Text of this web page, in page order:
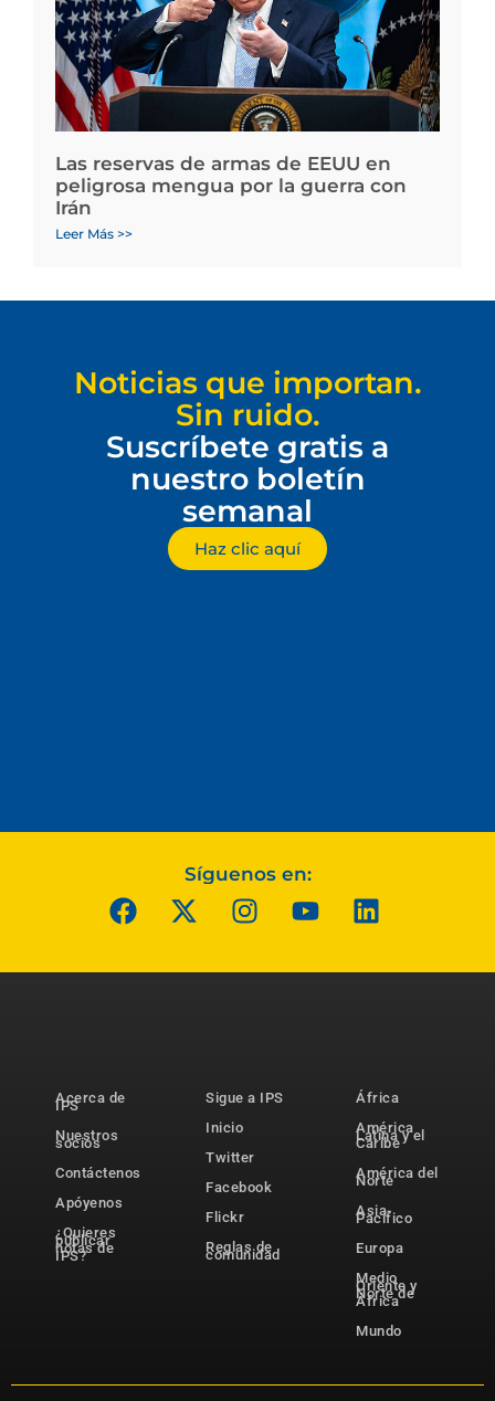
Las reservas de armas de EEUU en
peligrosa mengua por la guerra con
Irán
Leer Más >>
Noticias que importan.
Sin ruido.
Suscríbete gratis a
nuestro boletín
semanal
Haz clic aquí
Síguenos en:
Acerca de
IPS
Nuestros
socios
Contáctenos
Apóyenos
¿Quieres
publicar
notas de
IPS?
Sigue a IPS
Inicio
Twitter
Facebook
Flickr
Reglas de
comunidad
África
América
Latina y el
Caribe
América del
Norte
Asia-
Pacífico
Europa
Medio
Oriente y
Norte de
África
Mundo